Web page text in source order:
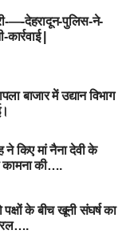
—-देहरादून-पुलिस-ने-
|
बाजार में उद्यान विभाग
ने किए मां नैना देवी के
कामना की….
के बीच खूनी संघर्ष का